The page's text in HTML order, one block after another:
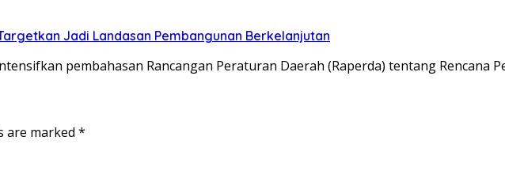
Jadi Landasan Pembangunan Berkelanjutan
pembahasan Rancangan Peraturan Daerah (Raperda) tentang Rencana
are marked *